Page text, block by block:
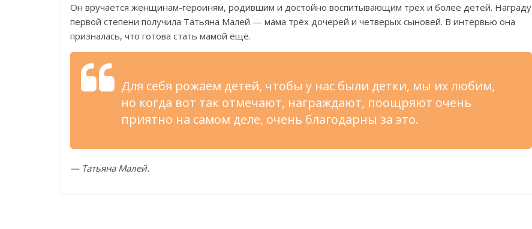
Он вручается женщинам-героиням, родившим и достойно воспитывающим трех и более детей. Награду
первой степени получила Татьяна Малей — мама трёх дочерей и четверых сыновей. В интервью она
призналась, что готова стать мамой ещё.
Для себя рожаем детей, чтобы у нас были детки, мы ихлюбим,
но когда вот так отмечают, награждают, поощряют очень
приятно на самом деле, очень благодарны за это.
— Татьяна Малей.